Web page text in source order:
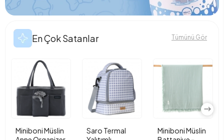
En Çok Satanlar Tümünü Gör
Miniboni Müslin
Saro Termal
Miniboni Müslin